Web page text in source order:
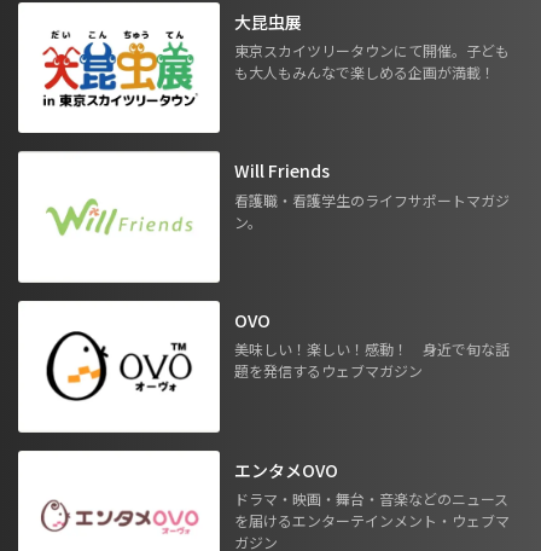
大昆虫展
東京スカイツリータウンにて開催。子ども
も大人もみんなで楽しめる企画が満載！
Will Friends
看護職・看護学生のライフサポートマガジ
ン。
OVO
美味しい！楽しい！感動！ 身近で旬な話
題を発信するウェブマガジン
エンタメOVO
ドラマ・映画・舞台・音楽などのニュース
を届けるエンターテインメント・ウェブマ
ガジン